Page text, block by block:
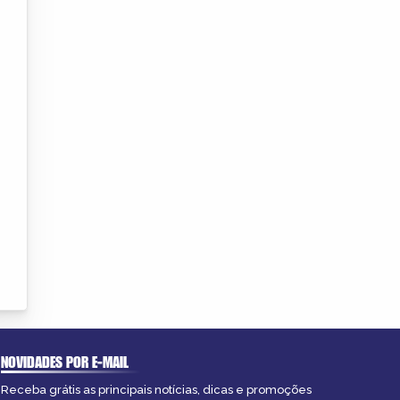
NOVIDADES POR E-MAIL
Receba grátis as principais notícias, dicas e promoções